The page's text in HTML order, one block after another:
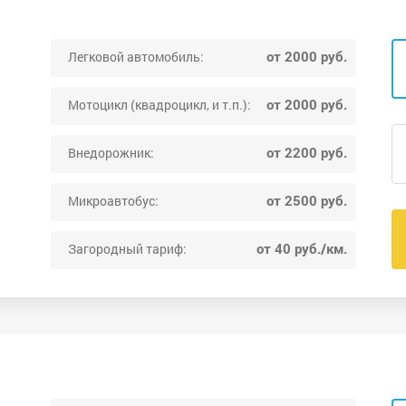
Легковой автомобиль: от 2000 руб.
Мотоцикл (квадроцикл, и т.п.): от 2000 руб.
Внедорожник: от 2200 руб.
Микроавтобус: от 2500 руб.
Загородный тариф: от 40 руб./км.